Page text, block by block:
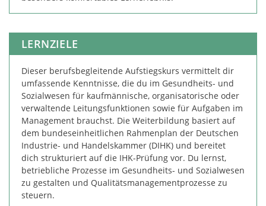
LERNZIELE
Dieser berufsbegleitende Aufstiegskurs vermittelt dir
umfassende Kenntnisse, die du im Gesundheits- und
Sozialwesen für kaufmännische, organisatorische oder
verwaltende Leitungsfunktionen sowie für Aufgaben im
Management brauchst. Die Weiterbildung basiert auf
dem bundeseinheitlichen Rahmenplan der Deutschen
Industrie- und Handelskammer (DIHK) und bereitet
dich strukturiert auf die IHK-Prüfung vor. Du lernst,
betriebliche Prozesse im Gesundheits- und Sozialwesen
zu gestalten und Qualitätsmanagementprozesse zu
steuern.